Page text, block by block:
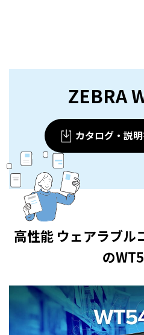
ZEBRA
カタログ・説
高性能 ウェアラブル
の